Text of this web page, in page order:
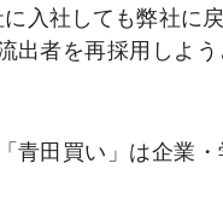
入社しても弊社に
出者を再採用しよ
青田買い」は企業